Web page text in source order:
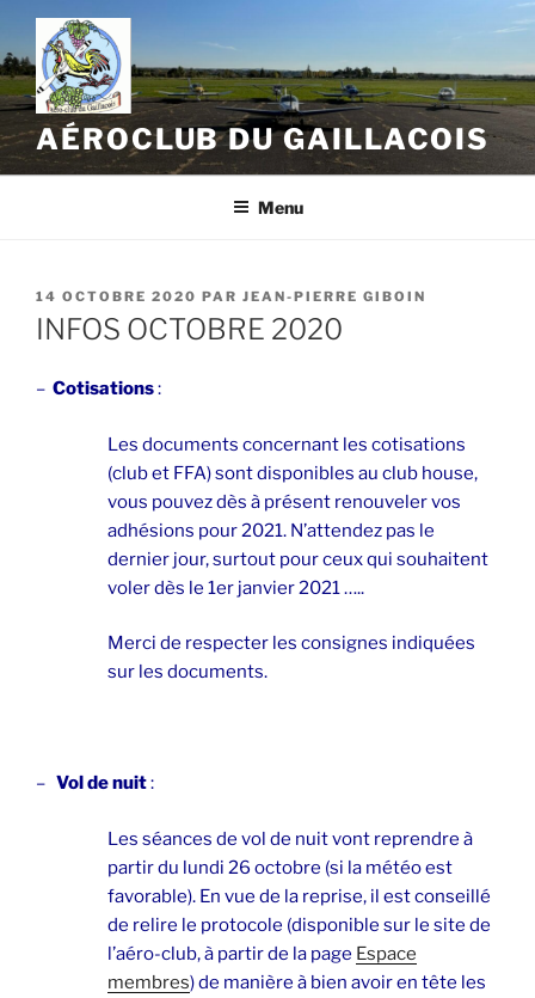
Aller
contenu
principal
AÉROCLUB DU GAILLACOIS
Menu
PUBLIÉ
LE
14 OCTOBRE 2020 PAR JEAN-PIERRE GIBOIN
INFOS OCTOBRE 2020
– Cotisations:
Les documents concernant les cotisations
(club et FFA) sont disponibles au club house,
vous pouvez dès à présent renouveler vos
adhésions pour 2021. N’attendez pas le
dernier jour, surtout pour ceux qui souhaitent
voler dès le 1er janvier 2021 …..
Merci de respecter les consignes indiquées
sur les documents.
– Vol de nuit:
Les séances de vol de nuit vont reprendre à
partir du lundi 26 octobre (si la météo est
favorable). En vue de la reprise, il est conseillé
de relire le protocole (disponible sur le site de
l’aéro-club, à partir de la page Espace
membres) de manière à bien avoir en tête les